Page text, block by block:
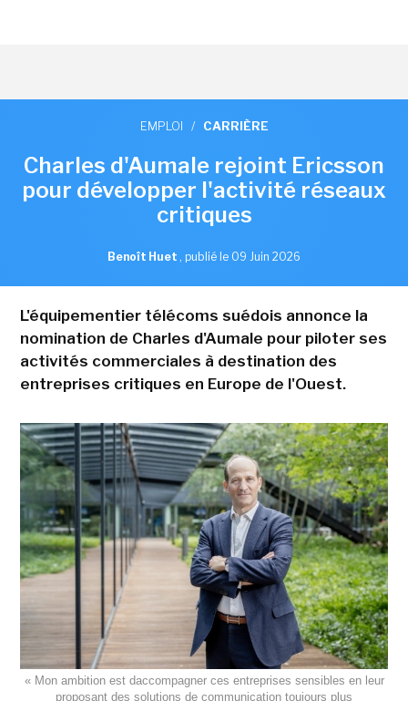
EMPLOI / CARRIÈRE
Charles d'Aumale rejoint Ericsson
pour développer l'activité réseaux
critiques
Benoît Huet , publié le 09 Juin 2026
L'équipementier télécoms suédois annonce la
nomination de Charles d'Aumale pour piloter ses
activités commerciales à destination des
entreprises critiques en Europe de l'Ouest.
« Mon ambition est daccompagner ces entreprises sensibles en leur
proposant des solutions de communication toujours plus